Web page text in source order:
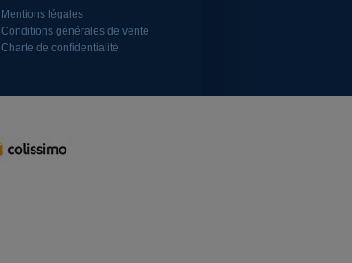
Mentions légales
Conditions générales de vente
Charte de confidentialité